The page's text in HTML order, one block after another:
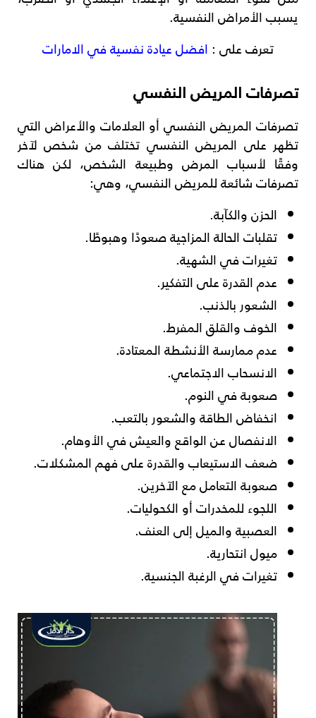
يسبب الأمراض النفسية.
تعرف على : افضل عيادة نفسية في الامارات
تصرفات المريض النفسي
تصرفات المريض النفسي أو العلامات والأعراض التي
تظهر على المريض النفسي تختلف من شخص لآخر
وفقًا لأسباب المرض وطبيعة الشخص، لكن هناك
تصرفات شائعة للمريض النفسي، وهي:
الحزن والكآبة.
تقلبات الحالة المزاجية صعودًا وهبوطًا.
تغيرات في الشهية.
عدم القدرة على التفكير.
الشعور بالذنب.
الخوف والقلق المفرط.
عدم ممارسة الأنشطة المعتادة.
الانسحاب الاجتماعي.
صعوبة في النوم.
انخفاض الطاقة والشعور بالتعب.
الانفصال عن الواقع والعيش في الأوهام.
ضعف الاستيعاب والقدرة على فهم المشكلات.
صعوبة التعامل مع الآخرين.
اللجوء للمخدرات أو الكحوليات.
العصبية والميل إلى العنف.
ميول انتحارية.
تغيرات في الرغبة الجنسية.